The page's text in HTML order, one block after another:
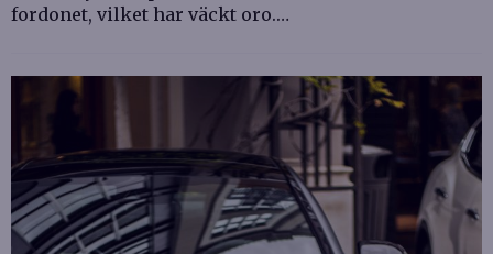
fordonet, vilket har väckt oro.…